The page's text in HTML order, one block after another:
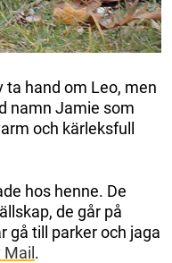
ta hand om Leo, men
namn Jamie som
och kärleksfull
hos henne. De
de går på
gå till parker och jaga
Mail.